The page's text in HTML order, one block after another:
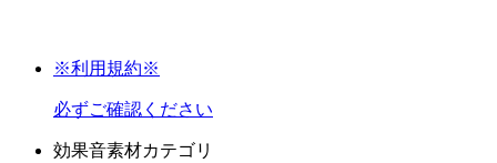
※利用規約※
必ずご確認ください
効果音素材カテゴリ